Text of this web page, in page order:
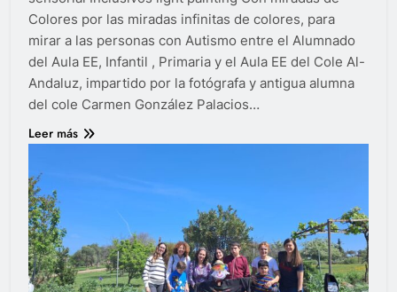
Colores por las miradas infinitas de colores, para
mirar a las personas con Autismo entre el Alumnado
del Aula EE, Infantil , Primaria y el Aula EE del Cole Al-
Andaluz, impartido por la fotógrafa y antigua alumna
del cole Carmen González Palacios…
Leer más